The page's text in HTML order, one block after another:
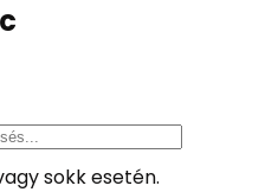
sokk esetén.